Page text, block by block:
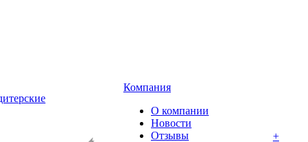
Компания
О компании
Новости
Отзывы
+